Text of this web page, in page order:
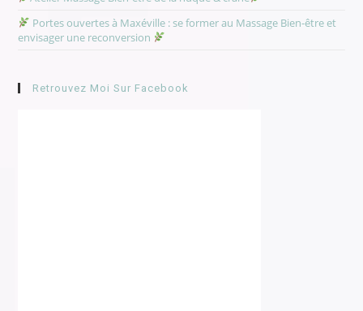
Portes ouvertes à Maxéville : se former au Massage Bien-être et
envisager une reconversion
Retrouvez Moi Sur Facebook